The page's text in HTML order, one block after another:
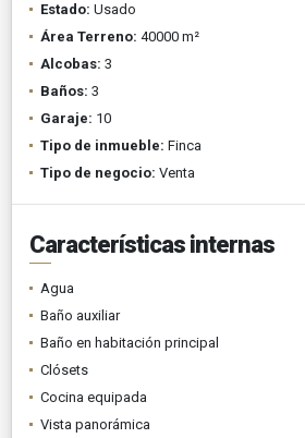
Estado: Usado
Área Terreno: 40000 m²
Alcobas: 3
Baños: 3
Garaje: 10
Tipo de inmueble: Finca
Tipo de negocio: Venta
Características internas
Agua
Baño auxiliar
Baño en habitación principal
Clósets
Cocina equipada
Vista panorámica